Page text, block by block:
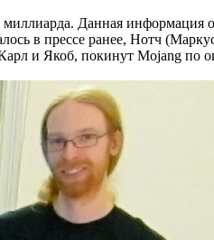
миллиарда. Данная информация
в прессе ранее, Нотч
и Якоб, покинут Mojang по